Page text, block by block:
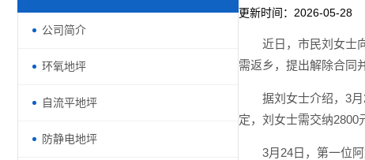
公司简介
环氧地坪
自流平地坪
防静电地坪
更新时间：2026-05-28
近日，市民刘女士
需返乡，提出解除合同
据刘女士介绍，3
定，刘女士需交纳2800
3月24日，第一位